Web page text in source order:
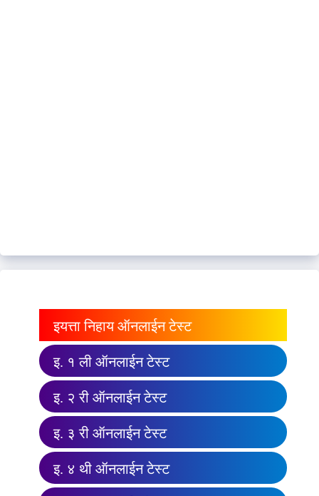
इयत्ता निहाय ऑनलाईन टेस्ट
इ. १ ली ऑनलाईन टेस्ट
इ. २ री ऑनलाईन टेस्ट
इ. ३ री ऑनलाईन टेस्ट
इ. ४ थी ऑनलाईन टेस्ट